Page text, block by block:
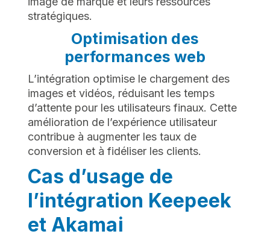
stratégiques.
Optimisation des
performances web
L’intégration optimise le chargement des
images et vidéos, réduisant les temps
d’attente pour les utilisateurs finaux. Cette
amélioration de l’expérience utilisateur
contribue à augmenter les taux de
conversion et à fidéliser les clients.
Cas d’usage de
l’intégration Keepeek
et Akamai